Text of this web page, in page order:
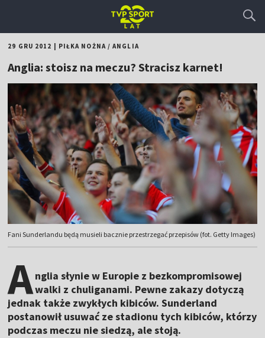
29 GRU 2012 PIŁKA NOŻNA/ANGLIA
Anglia: stoisz na meczu? Stracisz karnet!
Fani Sunderlandu będą musieli bacznie przestrzegać przepisów (fot. Getty Images)
Anglia słynie w Europie z bezkompromisowej
walki z chuliganami. Pewne zakazy dotyczą
jednak także zwykłych kibiców. Sunderland
postanowił usuwać ze stadionu tych kibiców, którzy
podczas meczu nie siedzą, ale stoją.